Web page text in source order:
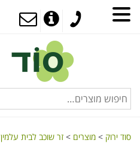
סוד ירוק > מוצרים > זר שוכב לבית עלמין